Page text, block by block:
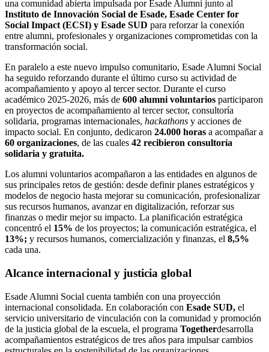
una comunidad abierta impulsada por Esade Alumni junto al
Instituto de Innovación Social de Esade, Esade Center for
Social Impact (ECSI) y Esade SUD para reforzar la conexión
entre alumni, profesionales y organizaciones comprometidas con la
transformación social.
En paralelo a este nuevo impulso comunitario, Esade Alumni Social
ha seguido reforzando durante el último curso su actividad de
acompañamiento y apoyo al tercer sector. Durante el curso
académico 2025-2026, más de 600 alumni voluntarios participaron
en proyectos de acompañamiento al tercer sector, consultoría
solidaria, programas internacionales, hackathons y acciones de
impacto social. En conjunto, dedicaron 24.000 horas a acompañar a
60 organizaciones, de las cuales 42 recibieron consultoría
solidaria y gratuita.
Los alumni voluntarios acompañaron a las entidades en algunos de
sus principales retos de gestión: desde definir planes estratégicos y
modelos de negocio hasta mejorar su comunicación, profesionalizar
sus recursos humanos, avanzar en digitalización, reforzar sus
finanzas o medir mejor su impacto. La planificación estratégica
concentró el 15% de los proyectos; la comunicación estratégica, el
13%; y recursos humanos, comercialización y finanzas, el 8,5%
cada una.
Alcance internacional y justicia global
Esade Alumni Social cuenta también con una proyección
internacional consolidada. En colaboración con Esade SUD, el
servicio universitario de vinculación con la comunidad y promoción
de la justicia global de la escuela, el programa Togetherdesarrolla
acompañamientos estratégicos de tres años para impulsar cambios